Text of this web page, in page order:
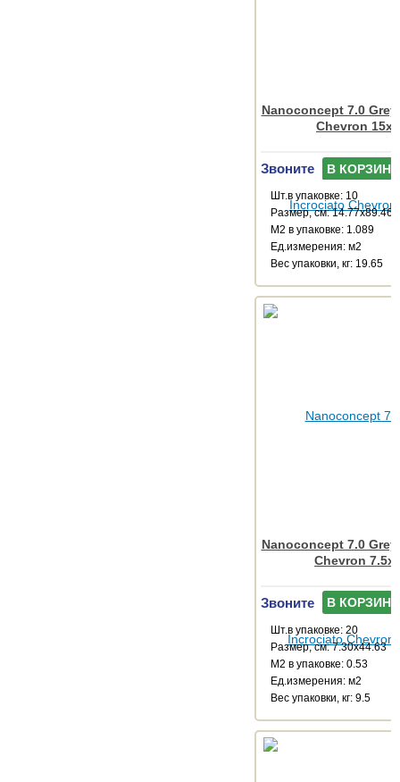
Nanoconcept 7.0
Chevron
Звоните В КОРЗИНУ
Шт.в упаковке: 10
Размер, см: 14.77x89.46
М2 в упаковке: 1.089
Ед.измерения: м2
Веc упаковки, кг: 19.65
Nanoconcept 7.0
Chevron
Звоните В КОРЗИНУ
Шт.в упаковке: 20
Размер, см: 7.30x44.63
М2 в упаковке: 0.53
Ед.измерения: м2
Веc упаковки, кг: 9.5